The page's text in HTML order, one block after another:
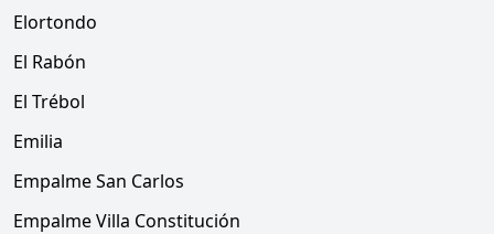
Elortondo
El Rabón
El Trébol
Emilia
Empalme San Carlos
Empalme Villa Constitución